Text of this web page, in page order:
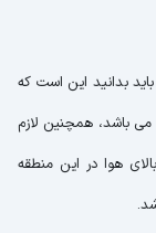
بدانید این است که
باشد، همچنین لازم
هوا در این منطقه